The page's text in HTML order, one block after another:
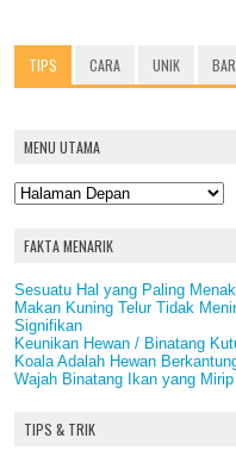
TIPS CARA UNIK
MENU UTAMA
FAKTA MENARIK
Sesuatu Hal yang Paling
Makan Kuning Telur Tidak
Signifikan
Keunikan Hewan / Binatang
Koala Adalah Hewan
Wajah Binatang Ikan yang
TIPS & TRIK